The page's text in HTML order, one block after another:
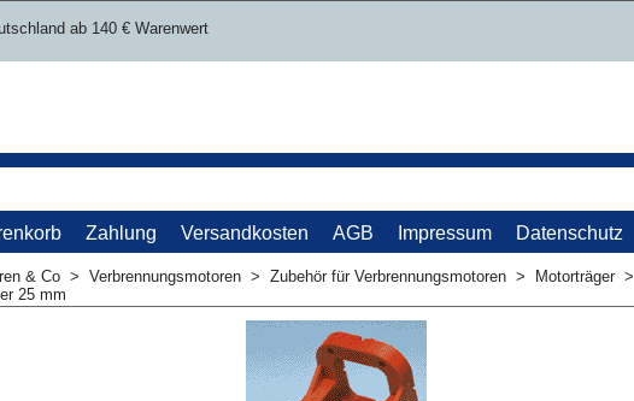
ab 140 € Warenwert
Zahlung Versandkosten AGB Impressum
Datenschutz
& Co > Verbrennungsmotoren > Zubehör für Verbrennungsmotoren > Motorträger >
25 mm